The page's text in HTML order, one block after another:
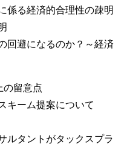
係る経済的合理性の疎明
回避になるのか？～経済
の留意点
キーム提案について
ルタントがタックスプラ